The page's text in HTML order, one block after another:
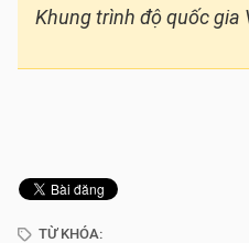
Khung trình độ quốc gia
TỪ KHÓA: